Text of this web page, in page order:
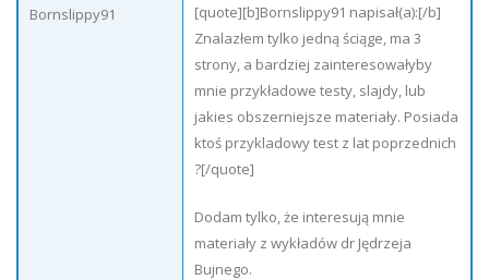
Bornslippy91
[quote][b]Bornslippy91 napisał(a):[/b]
Znalazłem tylko jedną ściąge, ma 3
strony, a bardziej zainteresowałyby
mnie przykładowe testy, slajdy, lub
jakies obszerniejsze materiały. Posiada
ktoś przykladowy test z lat poprzednich
?[/quote]
Dodam tylko, że interesują mnie
materiały z wykładów dr Jędrzeja
Bujnego.